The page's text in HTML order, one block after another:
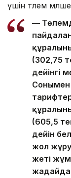
үшін төлем
—
(302,75
дейінгі
Сонымен
(605,5
дейін
жол жүру
жеті